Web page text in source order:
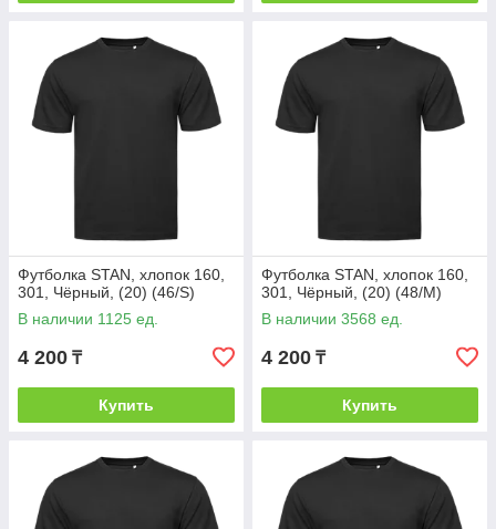
Футболка STAN, хлопок 160,
301, Чёрный, (20) (46/S)
В наличии 1125 ед.
4 200 ₸
Купить
Футболка STAN, хлопок 160,
301, Чёрный, (20) (48/M)
В наличии 3568 ед.
4 200 ₸
Купить